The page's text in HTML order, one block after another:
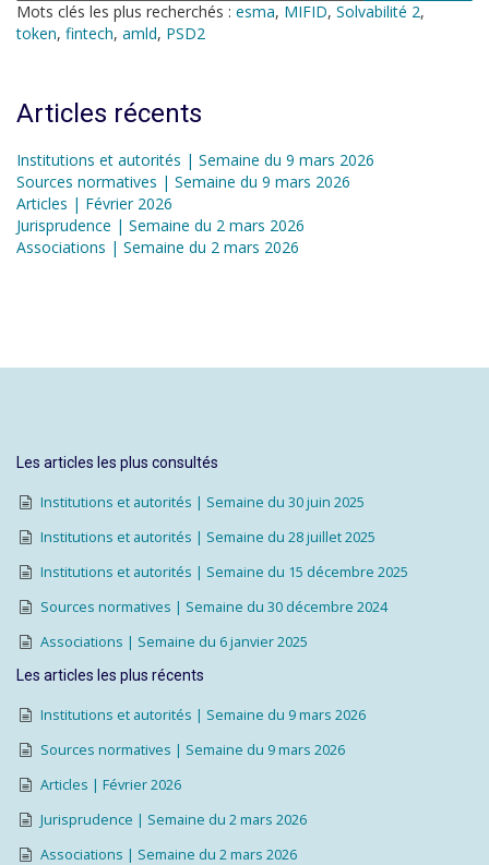
Mots clés les plus recherchés : esma, MIFID, Solvabilité 2,
token, fintech, amld, PSD2
Articles récents
Institutions et autorités | Semaine du 9 mars 2026
Sources normatives | Semaine du 9 mars 2026
Articles | Février 2026
Jurisprudence | Semaine du 2 mars 2026
Associations | Semaine du 2 mars 2026
Les articles les plus consultés
Institutions et autorités | Semaine du 30 juin 2025
Institutions et autorités | Semaine du 28 juillet 2025
Institutions et autorités | Semaine du 15 décembre 2025
Sources normatives | Semaine du 30 décembre 2024
Associations | Semaine du 6 janvier 2025
Les articles les plus récents
Institutions et autorités | Semaine du 9 mars 2026
Sources normatives | Semaine du 9 mars 2026
Articles | Février 2026
Jurisprudence | Semaine du 2 mars 2026
Associations | Semaine du 2 mars 2026